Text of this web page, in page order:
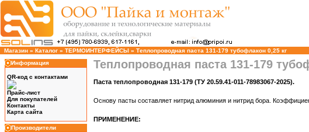
Магазин » Каталог » ТЕРМОИНТЕРФЕЙСЫ » Теплопроводная паста 131-179 тубофлакон 0,25 кг
Информация
QR-код с контактами
Прайс-лист
Для покупателей
Контакты
Карта сайта
Производители
Теплопроводная паста 131-179
Паста теплопроводная 131-179 (ТУ 20.59.41-011-78983067-2025).
Основу пасты составляет нитрид алюминия и нитрид бора.
ПРИМЕНЕНИЕ: